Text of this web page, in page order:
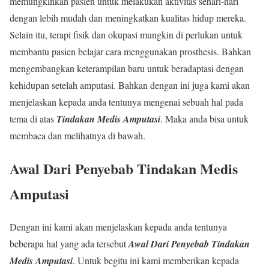
dengan lebih mudah dan meningkatkan kualitas hidup mereka.
Selain itu, terapi fisik dan okupasi mungkin di perlukan untuk
membantu pasien belajar cara menggunakan prosthesis. Bahkan
mengembangkan keterampilan baru untuk beradaptasi dengan
kehidupan setelah amputasi. Bahkan dengan ini juga kami akan
menjelaskan kepada anda tentunya mengenai sebuah hal pada
tema di atas Tindakan Medis Amputasi. Maka anda bisa untuk
membaca dan melihatnya di bawah.
Awal Dari Penyebab Tindakan Medis
Amputasi
Dengan ini kami akan menjelaskan kepada anda tentunya
beberapa hal yang ada tersebutAwal Dari Penyebab Tindakan
Medis Amputasi. Untuk begitu ini kami memberikan kepada